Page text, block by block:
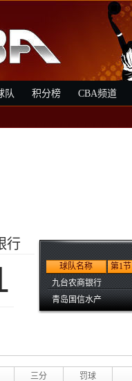
队 积分榜 CBA频道
行
球队名称
第1节
九台农商银行
青岛国信水产
三分
罚球